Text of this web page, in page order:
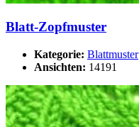
Blatt-Zopfmuster
Kategorie: Blattmuster
Ansichten: 14191